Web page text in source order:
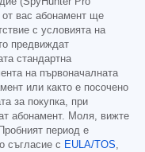
от вас абонамент ще
с условията на
предвиждат
стандартна
на първоначалната
или както е посочено
за покупка, при
абонамент. Моля, вижте
период е
съгласие с EULA/TOS,